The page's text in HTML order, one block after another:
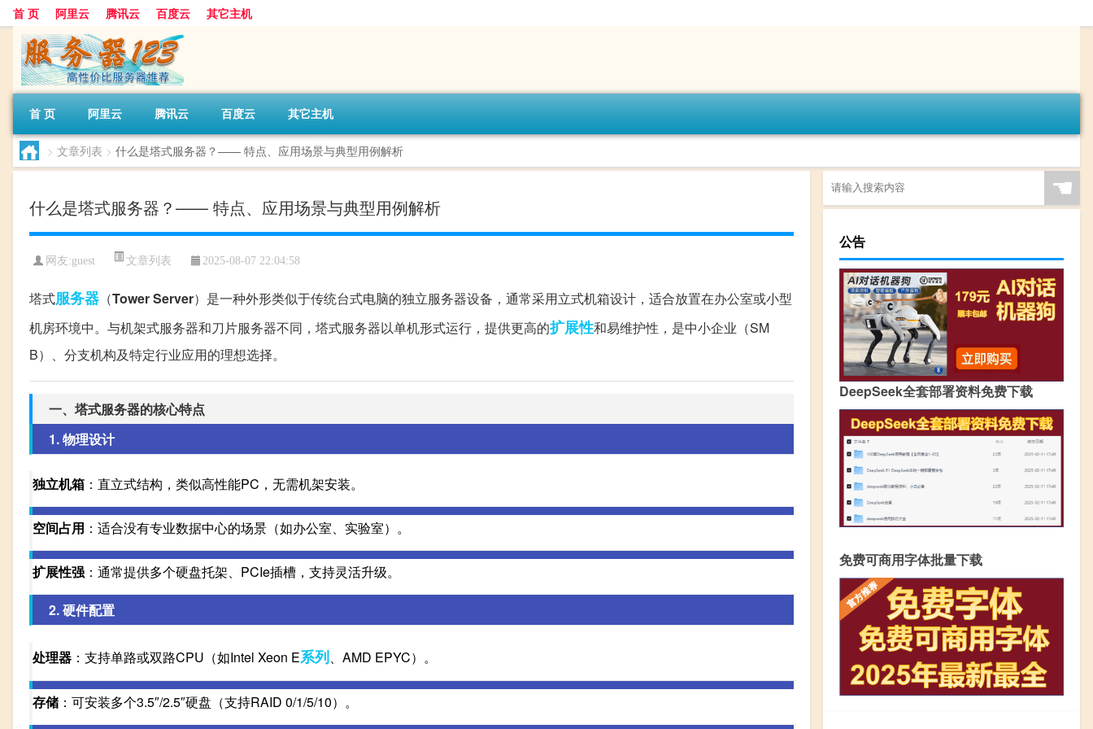
首 页 阿里云 腾讯云 百度云 其它主机
首 页 阿里云 腾讯云 百度云 其它主机
> 文章列表 > 什么是塔式服务器？—— 特点、应用场景与典型用例解析
什么是塔式服务器？—— 特点、应用场景与典型用例解析
网友:guest 文章列表 2025-08-07 22:04:58
塔式服务器 （Tower Server）是一种外形类似于传统台式电脑的独立服务器设备，通常采用立式机箱设计，适合放置在办公室或小型
机房环境中。与机架式服务器和刀片服务器不同，塔式服务器以单机形式运行，提供更高的扩展性和易维护性，是中小企业（SM
B）、分支机构及特定行业应用的理想选择。
一、塔式服务器的核心特点
1. 物理设计
独立机箱 ：直立式结构，类似高性能PC，无需机架安装。
空间占用 ：适合没有专业数据中心的场景（如办公室、实验室）。
扩展性强 ：通常提供多个硬盘托架、PCIe插槽，支持灵活升级。
2. 硬件配置
处理器 ：支持单路或双路CPU（如Intel Xeon E系列、AMD EPYC）。
存储 ：可安装多个3.5″/2.5″硬盘（支持RAID 0/1/5/10）。
☚
公告
DeepSeek全套部署资料免费下载
免费可商用字体批量下载